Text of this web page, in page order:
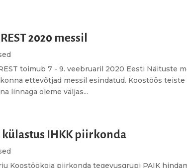
2020 messil
toimub 7 - 9. veebruaril 2020 Eesti Näituste
ettevõtjad messil esindatud. Koostöös teiste
linnaga oleme väljas...
IHKK piirkonda
Koostöökoja piirkonda tegevusgrupi PAIK